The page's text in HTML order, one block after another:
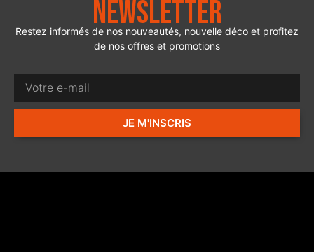
Newsletter
Restez informés de nos nouveautés, nouvelle déco et profitez
de nos offres et promotions
JE M'INSCRIS